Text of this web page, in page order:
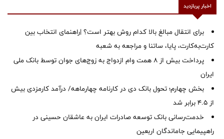
اخبار پربازدید
برای انتقال مبالغ بالا کدام روش بهتر است؟ |راهنمای انتخاب بین
کارت‌به‌کارت، پایا، ساتنا و مراجعه به شعبه
پرداخت بیش از ۸ همت وام ازدواج به زوج‌های جوان توسط بانک ملی
ایران
بخش چهارم؛ تحول بانک دی در کارنامه چهارماهه/ درآمد کارمزدی بیش
از ۴.۵ برابر شد
خدمت‌رسانی بانک توسعه صادرات ایران به عاشقان حسینی در
راهپیمایی جاماندگان اربعین